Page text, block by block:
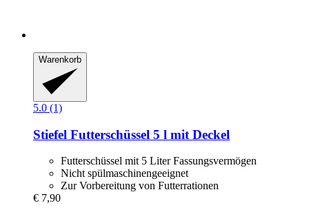
Warenkorb
5.0 (1)
Stiefel Futterschüssel 5 l mit Deckel
Futterschüssel mit 5 Liter Fassungsvermögen
Nicht spülmaschinengeeignet
Zur Vorbereitung von Futterrationen
€ 7,90